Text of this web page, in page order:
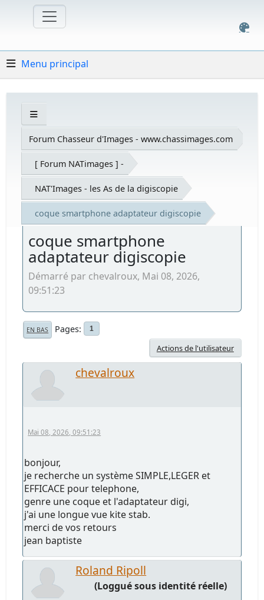
Menu principal
Forum Chasseur d'Images - www.chassimages.com
[ Forum NATimages ] -
NAT'Images - les As de la digiscopie
coque smartphone adaptateur digiscopie
coque smartphone
adaptateur digiscopie
Démarré par chevalroux, Mai 08, 2026,
09:51:23
EN BAS Pages 1
Actions de l'utilisateur
chevalroux
Mai 08, 2026, 09:51:23
bonjour,
je recherche un système SIMPLE,LEGER et
EFFICACE pour telephone,
genre une coque et l'adaptateur digi,
j'ai une longue vue kite stab.
merci de vos retours
jean baptiste
Roland Ripoll
(Loggué sous identité réelle)